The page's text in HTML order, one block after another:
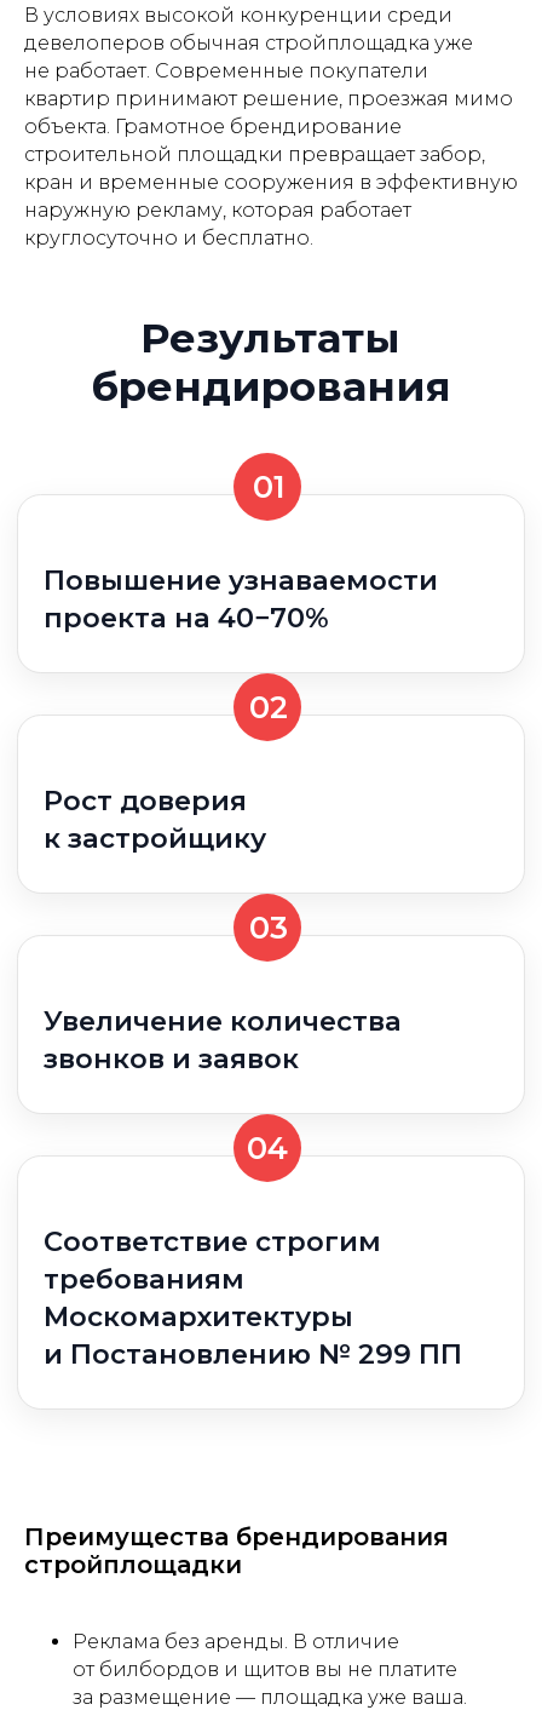
+7 (495) 983 59-97
Ежедневно с 9:00 -
18:00, сб-вс: офис
удаленно
О нас
Способы оплаты
В условиях высокой конкуренции среди
девелоперов обычная стройплощадка уже
не работает. Современные покупатели
квартир принимают решение, проезжая мимо
объекта. Грамотное брендирование
строительной площадки превращает забор,
кран и временные сооружения в эффективную
наружную рекламу, которая работает
круглосуточно и бесплатно.
Повышение узнаваемости
проекта на 40−70%
01
02
03
Соответствие строгим
Москомархитектуры
Преимущества брендирования
стройплощадки
Реклама без аренды. В отличие
от билбордов и щитов вы не платите
за размещение — площадка уже ваша.
Этапы
стройплощадки
01